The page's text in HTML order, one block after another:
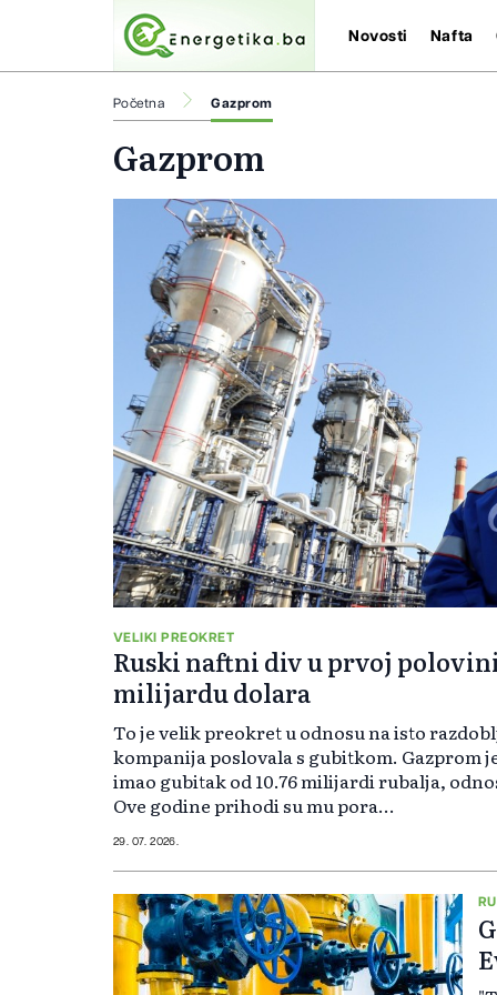
Novosti Nafta
Početna Gazprom
Gazprom
VELIKI PREOKRET
Ruski naftni div u prvoj
milijardu dolara
To je velik preokret u odnosu na isto
kompanija poslovala s gubitkom. Gazprom
imao gubitak od 10.76 milijardi rubalja,
Ove godine prihodi su mu pora...
29. 07. 2026.